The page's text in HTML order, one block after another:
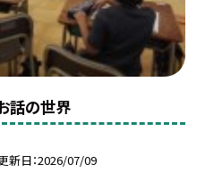
話の世界
新日 2026/07/09